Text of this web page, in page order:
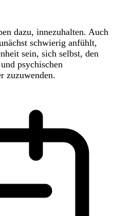
dazu, innezuhalten. Auch
schwierig anfühlt,
sein, sich selbst, den
psychischen
zuzuwenden.